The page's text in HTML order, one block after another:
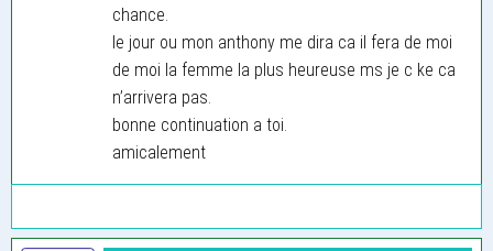
chance.
le jour ou mon anthony me dira ca il fera de moi
de moi la femme la plus heureuse ms je c ke ca
n’arrivera pas.
bonne continuation a toi.
amicalement